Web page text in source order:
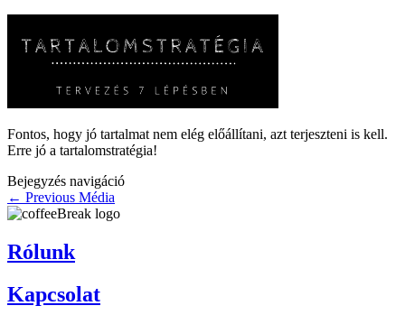
Fontos, hogy jó tartalmat nem elég előállítani, azt terjeszteni is kell.
Erre jó a tartalomstratégia!
Bejegyzés navigáció
← Previous Média
Rólunk
Kapcsolat